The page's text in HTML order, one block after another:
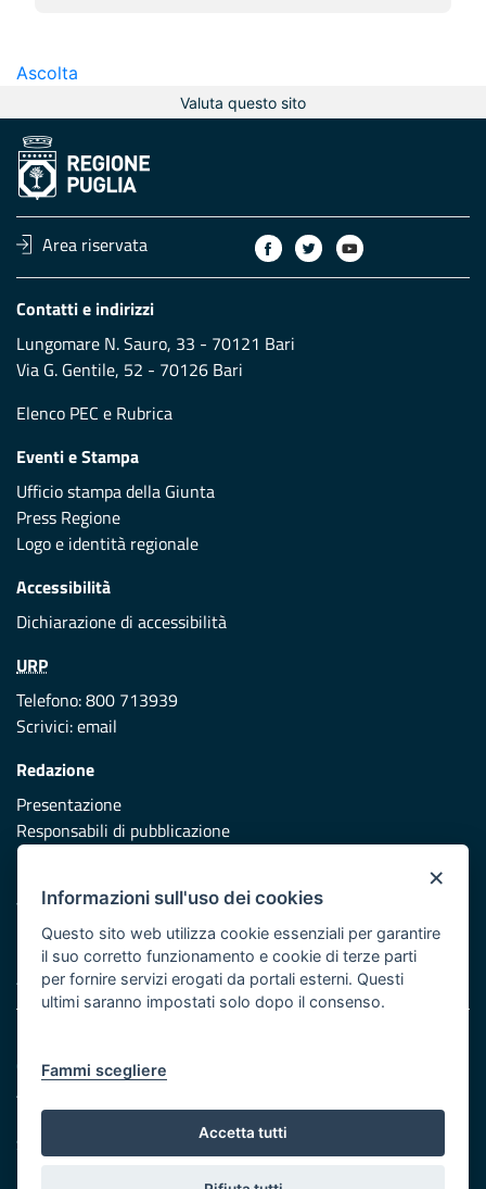
Ascolta
Valuta questo sito
Area riservata
Contatti e indirizzi
Lungomare N. Sauro, 33 - 70121 Bari
Via G. Gentile, 52 - 70126 Bari
Elenco PEC e Rubrica
Eventi e Stampa
Ufficio stampa della Giunta
Press Regione
Logo e identità regionale
Accessibilità
Dichiarazione di accessibilità
URP
Telefono: 800 713939
Scrivici:email
Redazione
Presentazione
Responsabili di pubblicazione
Vai al sito di Protezione Civile Puglia
Iniziativa finanziata con risorse del POR Puglia 2014/2020 -
Asse XI
Cookie e privacy
Atti di notifica
Feed RSS
Servizi Intranet
×
Informazioni sull'uso dei cookies
Questo sito web utilizza cookie essenziali per garantire
il suo corretto funzionamento e cookie di terze parti
per fornire servizi erogati da portali esterni. Questi
ultimi saranno impostati solo dopo il consenso.
Fammi scegliere
Accetta tutti